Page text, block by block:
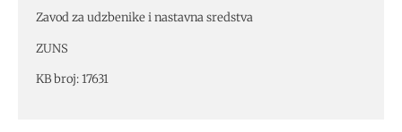
Zavod za udzbenike i nastavna sredstva
ZUNS
KB broj: 17631